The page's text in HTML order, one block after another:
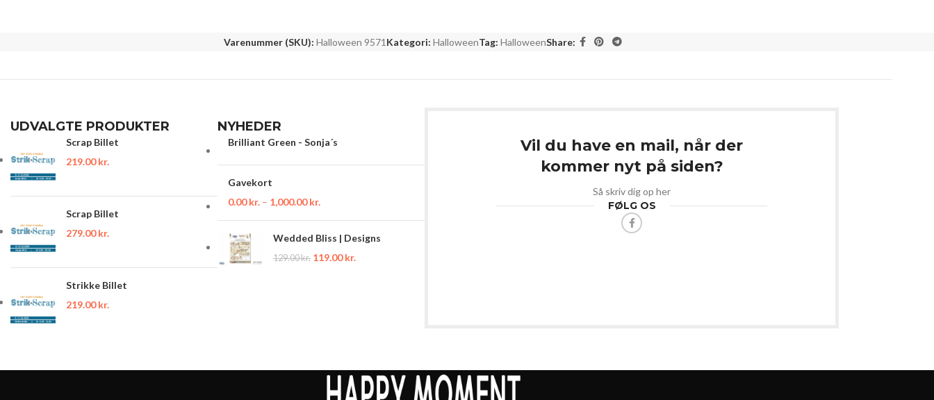
Varenummer (SKU): Halloween 9571 Kategori: HalloweenTag: HalloweenShare:
UDVALGTE PRODUKTER
Scrap Billet
219.00kr.
Scrap Billet
279.00kr.
Strikke Billet
219.00kr.
NYHEDER
Brilliant Green - Sonja´s
Gavekort
0.00kr. – 1,000.00kr.
Wedded Bliss | Designs
129.00kr. 119.00kr.
Vil du have en mail, når der
kommer nyt på siden?
Så skriv dig op her
FØLG OS